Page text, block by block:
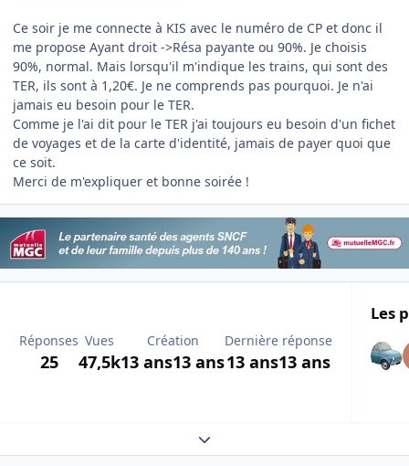
Ce soir je me connecte à KIS avec le numéro de CP et donc il
me propose Ayant droit ->Résa payante ou 90%. Je choisis
90%, normal. Mais lorsqu'il m'indique les trains, qui sont des
TER, ils sont à 1,20€. Je ne comprends pas pourquoi. Je n'ai
jamais eu besoin pour le TER.
Comme je l'ai dit pour le TER j'ai toujours eu besoin d'un fichet
de voyages et de la carte d'identité, jamais de payer quoi que
ce soit.
Merci de m'expliquer et bonne soirée !
Réponses
25
Vues
47,5k
Création
13 ans13 ans
Dernière réponse
13 ans13 ans
Les
Expand topic overview